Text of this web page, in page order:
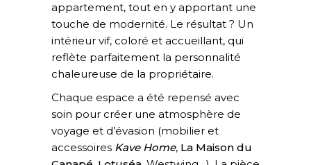
appartement, tout en y apportant une
touche de modernité. Le résultat ? Un
intérieur vif, coloré et accueillant, qui
reflète parfaitement la personnalité
chaleureuse de la propriétaire.
Chaque espace a été repensé avec
soin pour créer une atmosphère de
voyage et d’évasion (mobilier et
accessoires Kave Home, La Maison du